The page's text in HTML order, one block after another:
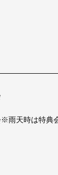
雨天時は特典